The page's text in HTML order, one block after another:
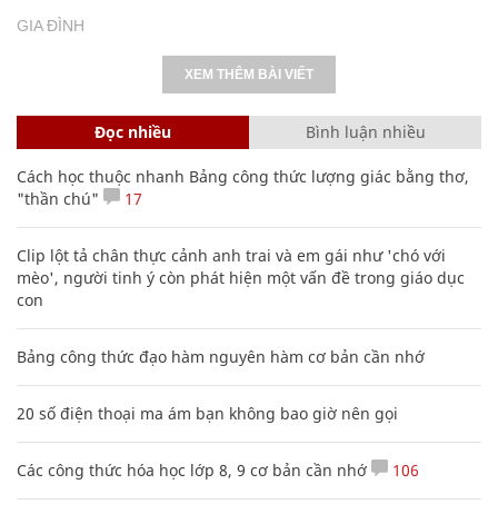
GIA ĐÌNH
XEM THÊM BÀI VIẾT
Đọc nhiều Bình luận nhiều
Cách học thuộc nhanh Bảng công thức lượng giác bằng thơ,
"thần chú"
17
Clip lột tả chân thực cảnh anh trai và em gái như 'chó với
mèo', người tinh ý còn phát hiện một vấn đề trong giáo dục
con
Bảng công thức đạo hàm nguyên hàm cơ bản cần nhớ
20 số điện thoại ma ám bạn không bao giờ nên gọi
Các công thức hóa học lớp 8, 9 cơ bản cần nhớ 106